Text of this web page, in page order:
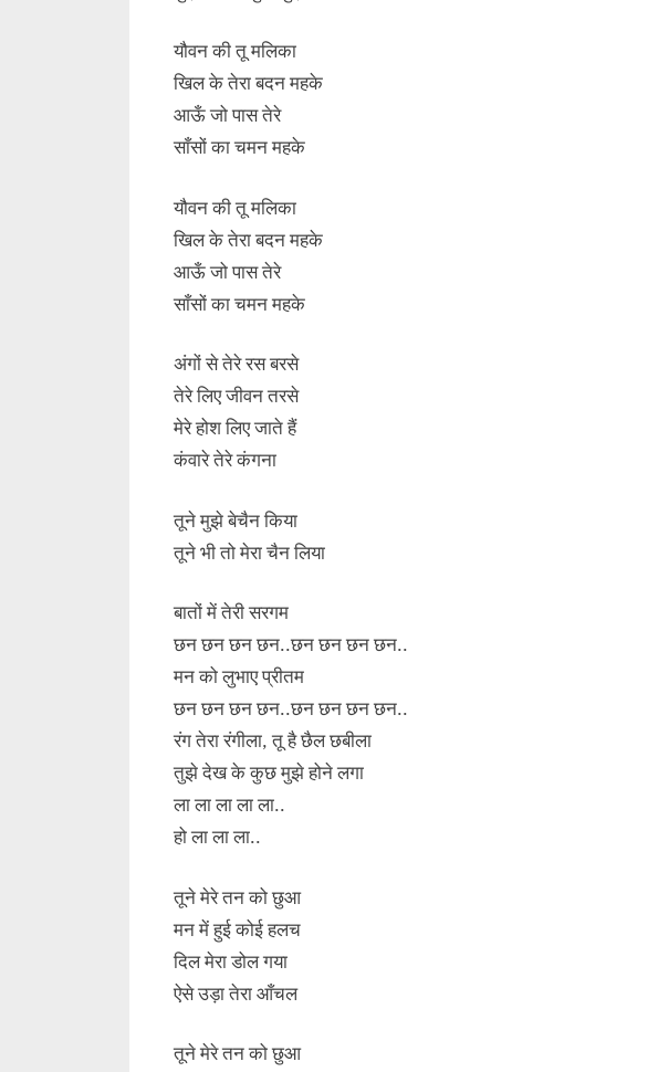
यौवन की तू मलिका
खिल के तेरा बदन महके
आऊँ जो पास तेरे
साँसों का चमन महके
यौवन की तू मलिका
खिल के तेरा बदन महके
आऊँ जो पास तेरे
साँसों का चमन महके
अंगों से तेरे रस बरसे
तेरे लिए जीवन तरसे
मेरे होश लिए जाते हैं
कंवारे तेरे कंगना
तूने मुझे बेचैन किया
तूने भी तो मेरा चैन लिया
बातों में तेरी सरगम
छन छन छन छन..छन छन छन छन..
मन को लुभाए प्रीतम
छन छन छन छन..छन छन छन छन..
रंग तेरा रंगीला, तू है छैल छबीला
तुझे देख के कुछ मुझे होने लगा
ला ला ला ला ला..
हो ला ला ला..
तूने मेरे तन को छुआ
मन में हुई कोई हलच
दिल मेरा डोल गया
ऐसे उड़ा तेरा आँचल
तूने मेरे तन को छुआ